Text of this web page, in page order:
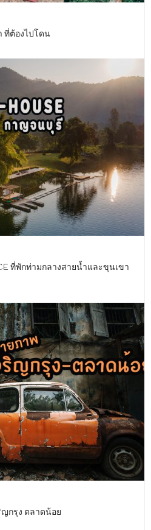
ที่ต้องไปโดน
ที่พักท่ามกลางสายน้ำและขุนเขา
ญกรุง ตลาดน้อย